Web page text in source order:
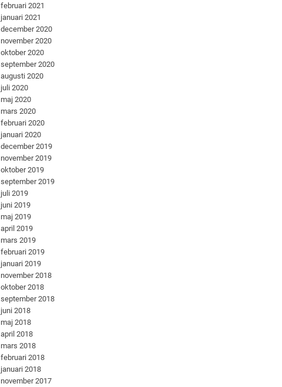
februari 2021
januari 2021
december 2020
november 2020
oktober 2020
september 2020
augusti 2020
juli 2020
maj 2020
mars 2020
februari 2020
januari 2020
december 2019
november 2019
oktober 2019
september 2019
juli 2019
juni 2019
maj 2019
april 2019
mars 2019
februari 2019
januari 2019
november 2018
oktober 2018
september 2018
juni 2018
maj 2018
april 2018
mars 2018
februari 2018
januari 2018
november 2017